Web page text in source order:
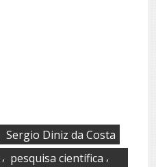
Sergio Diniz da Costa
, pesquisa científica ,